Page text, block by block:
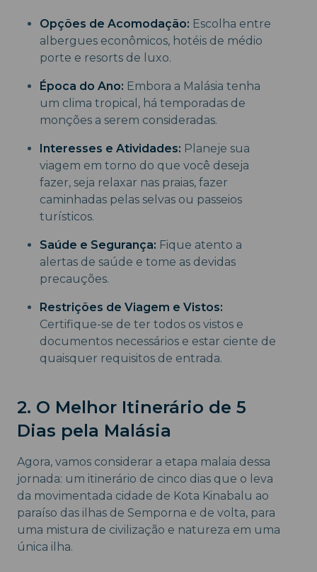
Opções de Acomodação: Escolha entre
albergues econômicos, hotéis de médio
porte e resorts de luxo.
Época do Ano: Embora a Malásia tenha
um clima tropical, há temporadas de
monções a serem consideradas.
Interesses e Atividades: Planeje sua
viagem em torno do que você deseja
fazer, seja relaxar nas praias, fazer
caminhadas pelas selvas ou passeios
turísticos.
Saúde e Segurança: Fique atento a
alertas de saúde e tome as devidas
precauções.
Restrições de Viagem e Vistos:
Certifique-se de ter todos os vistos e
documentos necessários e estar ciente de
quaisquer requisitos de entrada.
2. O Melhor Itinerário de 5
Dias pela Malásia
Agora, vamos considerar a etapa malaia dessa
jornada: um itinerário de cinco dias que o leva
da movimentada cidade de Kota Kinabalu ao
paraíso das ilhas de Semporna e de volta, para
uma mistura de civilização e natureza em uma
única ilha.